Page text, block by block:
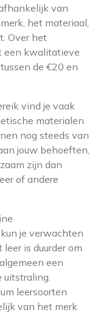
van
het materiaal,
Over het
een kwalitatieve
de €20 en
vind je vaak
materialen
nog steeds van
jouw behoeften,
zijn dan
of andere
je verwachten
is duurder om
een
uitstraling.
leersoorten
van het merk